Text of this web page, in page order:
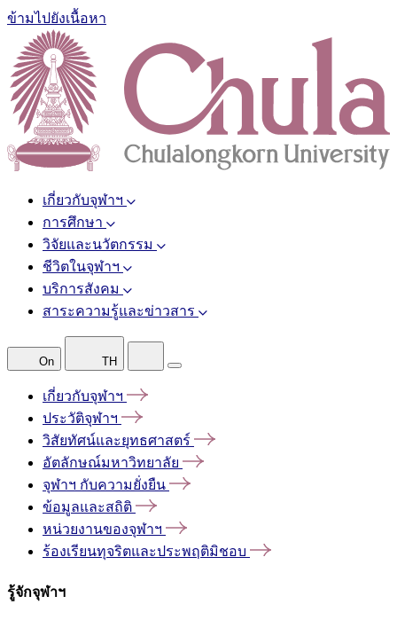
ข้ามไปยังเนื้อหา
เกี่ยวกับจุฬาฯ
การศึกษา
วิจัยและนวัตกรรม
ชีวิตในจุฬาฯ
บริการสังคม
สาระความรู้และข่าวสาร
On TH
เกี่ยวกับจุฬาฯ
ประวัติจุฬาฯ
วิสัยทัศน์และยุทธศาสตร์
อัตลักษณ์มหาวิทยาลัย
จุฬาฯ กับความยั่งยืน
ข้อมูลและสถิติ
หน่วยงานของจุฬาฯ
ร้องเรียนทุจริตและประพฤติมิชอบ
รู้จักจุฬาฯ